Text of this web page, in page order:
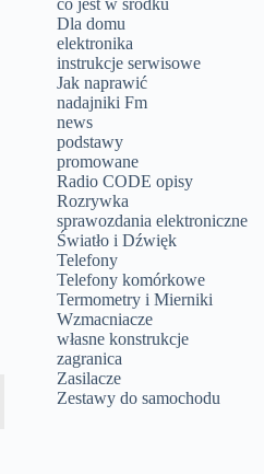
co jest w środku
Dla domu
elektronika
instrukcje serwisowe
Jak naprawić
nadajniki Fm
news
podstawy
promowane
Radio CODE opisy
Rozrywka
sprawozdania elektroniczne
Światło i Dźwięk
Telefony
Telefony komórkowe
Termometry i Mierniki
Wzmacniacze
własne konstrukcje
zagranica
Zasilacze
Zestawy do samochodu